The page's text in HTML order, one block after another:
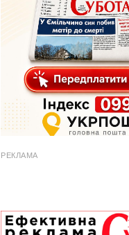
РЕКЛАМА